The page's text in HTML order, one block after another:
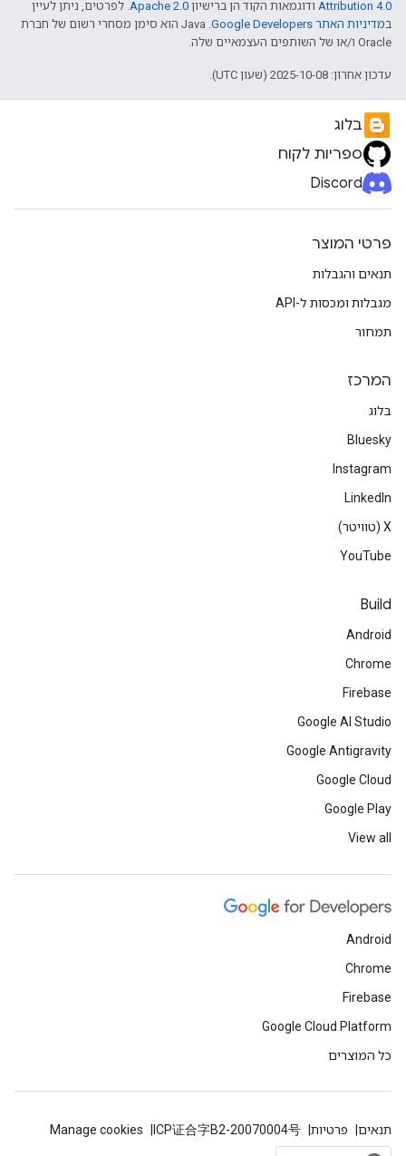
Attribution 4.0 ודוגמאות הקוד הן ברישיון Apache 2.0. לפרטים, ניתן לעיין
במדיניות האתר Google Developers‏
.‏ Java הוא סימן מסחרי רשום של חברת
Oracle ו/או של השותפים העצמאיים שלה.
עדכון אחרון: 2025-10-08 (שעון UTC).
בלוג
ספריות לקוח
Discord
פרטי המוצר
תנאים והגבלות
מגבלות ומכסות ל-API
תמחור
המרכז
בלוג
Bluesky
Instagram
LinkedIn
‫X (טוויטר)
YouTube
Build
Android
Chrome
Firebase
Google AI Studio
Google Antigravity
Google Cloud
Google Play
View all
Android
Chrome
Firebase
Google Cloud Platform
כל המוצרים
תנאים פרטיות ICP证合字B2-20070004号
Manage cookies